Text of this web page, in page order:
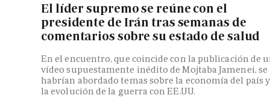
El líder supremo se reúne con el
presidente de Irán tras semanas de
comentarios sobre su estado de salud
En el encuentro, que coincide con la publicación de
vídeo supuestamente inédito de Mojtaba Jamenei, se
habrían abordado temas sobre la economía del país y
la evolución de la guerra con EE.UU.